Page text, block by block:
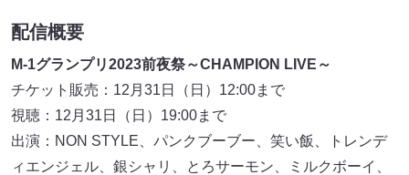
配信概要
M-1グランプリ2023前夜祭～CHAMPION LIVE～
チケット販売：12月31日（日）12:00まで
視聴：12月31日（日）19:00まで
出演：NON STYLE、パンクブーブー、笑い飯、トレンデ
ィエンジェル、銀シャリ、とろサーモン、ミルクボーイ、